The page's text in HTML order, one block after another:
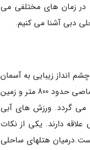
در زمان های مختلفی می
دبی آشنا می کنیم.
انداز زیبایی به آسمان
خراش های دیدنی دبی دارد. این هتل دارای امکاناتی نظیر استخر آب گرم و همچنین ساحل اختصاصی حدود 800 متر و زمین
می گردد. ورزش های آبی
دارند. یکی از نکات
هتلهای ساحلی